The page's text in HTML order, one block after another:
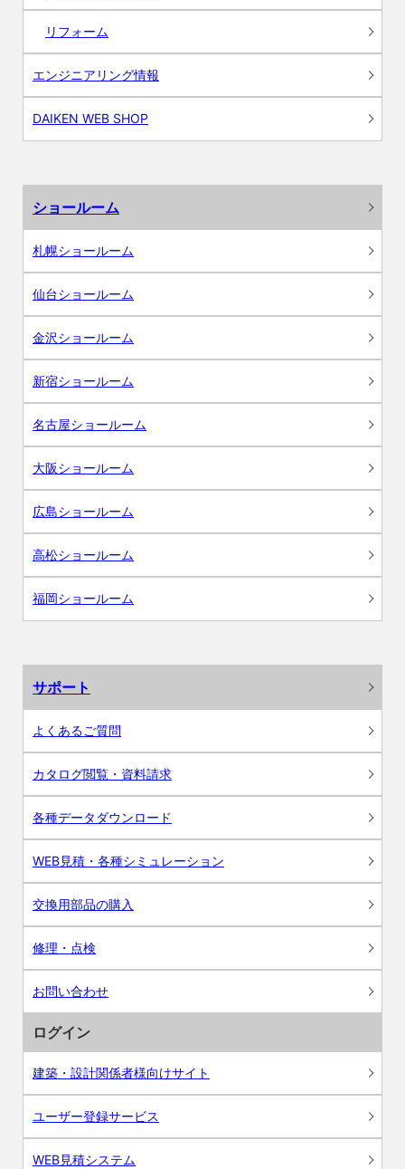
リフォーム
エンジニアリング情報
DAIKEN WEB SHOP
ショールーム
札幌ショールーム
仙台ショールーム
金沢ショールーム
新宿ショールーム
名古屋ショールーム
大阪ショールーム
広島ショールーム
高松ショールーム
福岡ショールーム
サポート
よくあるご質問
カタログ閲覧・資料請求
各種データダウンロード
WEB見積・各種シミュレーション
交換用部品の購入
修理・点検
お問い合わせ
ログイン
建築・設計関係者様向けサイト
ユーザー登録サービス
WEB見積システム